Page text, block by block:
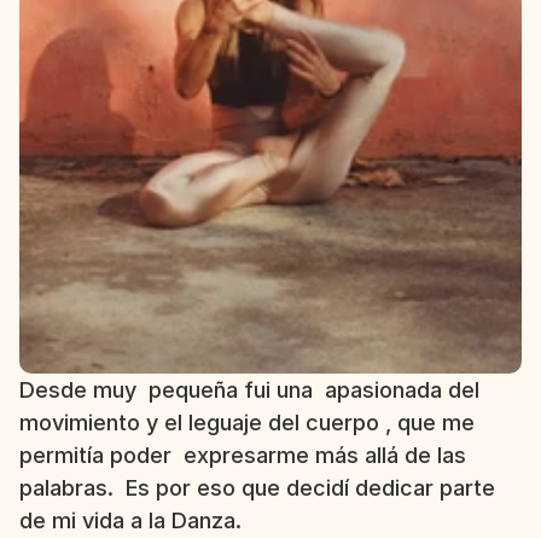
Desde muy  pequeña fui una  apasionada del
movimiento y el leguaje del cuerpo , que me
permitía poder  expresarme más allá de las
palabras.  Es por eso que decidí dedicar parte
de mi vida a la Danza.